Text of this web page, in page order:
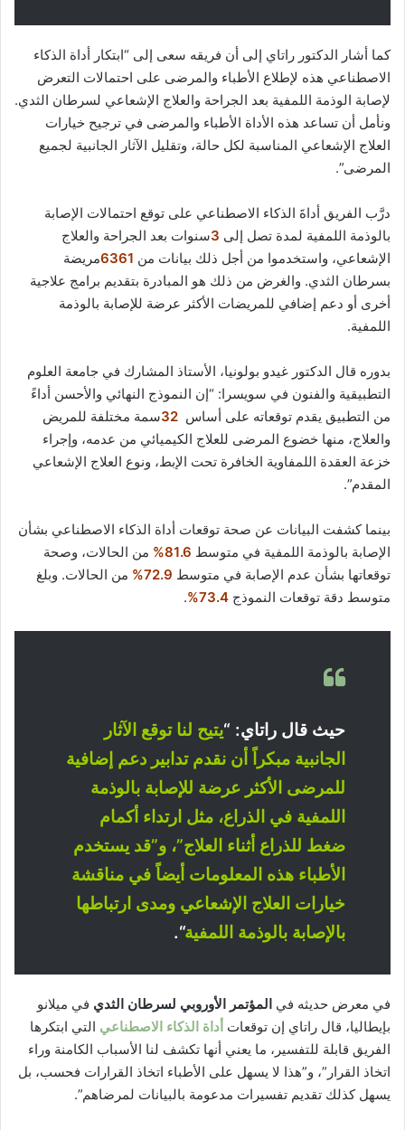
كما أشار الدكتور راتاي إلى أن فريقه سعى إلى “ابتكار أداة الذكاء
الاصطناعي هذه لإطلاع الأطباء والمرضى على احتمالات التعرض
لإصابة الوذمة اللمفية بعد الجراحة والعلاج الإشعاعي لسرطان الثدي.
ونأمل أن تساعد هذه الأداة الأطباء والمرضى في ترجيح خيارات
العلاج الإشعاعي المناسبة لكل حالة، وتقليل الآثار الجانبية لجميع
المرضى”.
درَّب الفريق أداةَ الذكاء الاصطناعي على توقع احتمالات الإصابة
بالوذمة اللمفية لمدة تصل إلى 3سنوات بعد الجراحة والعلاج
الإشعاعي، واستخدموا من أجل ذلك بيانات من 6361مريضة
بسرطان الثدي. والغرض من ذلك هو المبادرة بتقديم برامج علاجية
أخرى أو دعم إضافي للمريضات الأكثر عرضة للإصابة بالوذمة
اللمفية.
بدوره قال الدكتور غيدو بولونيا، الأستاذ المشارك في جامعة العلوم
التطبيقية والفنون في سويسرا: “إن النموذج النهائي والأحسن أداءً
من التطبيق يقدم توقعاته على أساس 32سمة مختلفة للمريض
والعلاج، منها خضوع المرضى للعلاج الكيميائي من عدمه، وإجراء
خزعة العقدة اللمفاوية الخافرة تحت الإبط، ونوع العلاج الإشعاعي
المقدم”.
بينما كشفت البيانات عن صحة توقعات أداة الذكاء الاصطناعي بشأن
الإصابة بالوذمة اللمفية في متوسط 81.6%
من الحالات، وصحة
توقعاتها بشأن عدم الإصابة في متوسط
من الحالات. وبلغ
متوسط دقة توقعات النموذج 73.4%
.
حيث قال راتاي: “يتيح لنا توقع الآثار
الجانبية مبكراً أن نقدم تدابير دعم إضافية
للمرضى الأكثر عرضة للإصابة بالوذمة
اللمفية في الذراع، مثل ارتداء أكمام
ضغط للذراع أثناء العلاج”، و”قد يستخدم
الأطباء هذه المعلومات أيضاً في مناقشة
خيارات العلاج الإشعاعي ومدى ارتباطها
بالإصابة بالوذمة اللمفية“.
في معرض حديثه في المؤتمر الأوروبي لسرطان الثدي في ميلانو
بإيطاليا، قال راتاي إن توقعات أداة الذكاء الاصطناعي التي ابتكرها
الفريق قابلة للتفسير، ما يعني أنها تكشف لنا الأسباب الكامنة وراء
اتخاذ القرار”، و”هذا لا يسهل على الأطباء اتخاذ القرارات فحسب، بل
يسهل كذلك تقديم تفسيرات مدعومة بالبيانات لمرضاهم”.